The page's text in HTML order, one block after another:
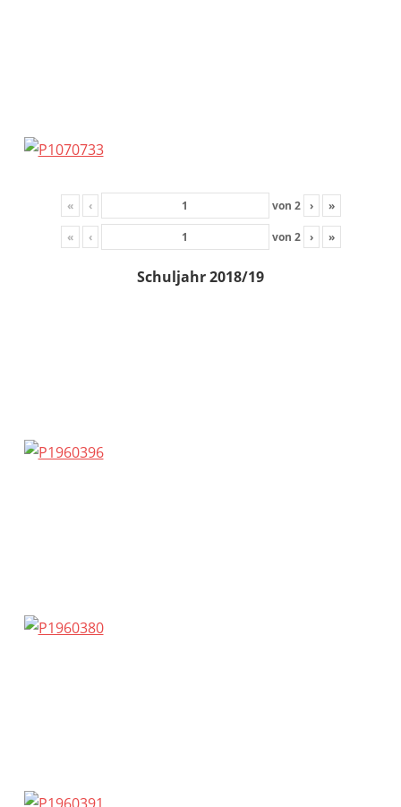
« ‹ von 2 › »
« ‹ von 2 › »
Schuljahr 2018/19